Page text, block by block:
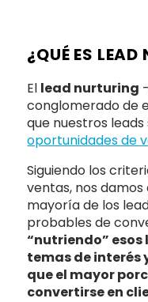
¿QUÉ ES
El lead nurturing
conglomerado de
que nuestros
oportunidades de
Siguiendo los
ventas, nos
mayoría de los
probables de
“nutriendo”
temas de interés
que el mayor
convertirse en